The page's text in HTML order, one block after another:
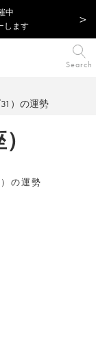
中
します
Search
）の運勢
の運勢